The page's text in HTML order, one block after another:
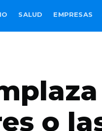
SALUD EMPRESAS
o